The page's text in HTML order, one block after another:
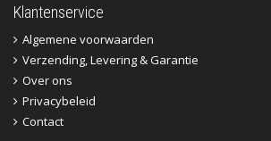
Klantenservice
Algemene voorwaarden
Verzending, Levering & Garantie
Over ons
Privacybeleid
Contact